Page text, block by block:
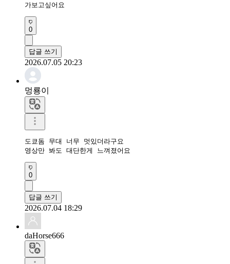
가보고싶어요
0
답글 쓰기
2026.07.05 20:23
멍룡이
도쿄돔 무대 너무 멋있더라구요
영상만 봐도 대단한게 느껴졌어요
0
답글 쓰기
2026.07.04 18:29
daHorse666